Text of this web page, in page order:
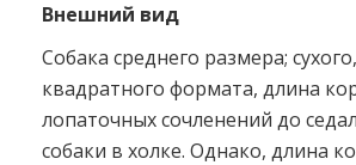
Внешний вид
Собака среднего размера;
квадратного формата, длина
лопаточных сочленений до
собаки в холке. Однако, длина